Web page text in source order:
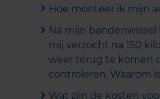
Hoe monteer ik mijn
Na mijn bandenwissel
mij verzocht na 150
weer terug te komen
controleren. Waarom
Wat zijn de kosten